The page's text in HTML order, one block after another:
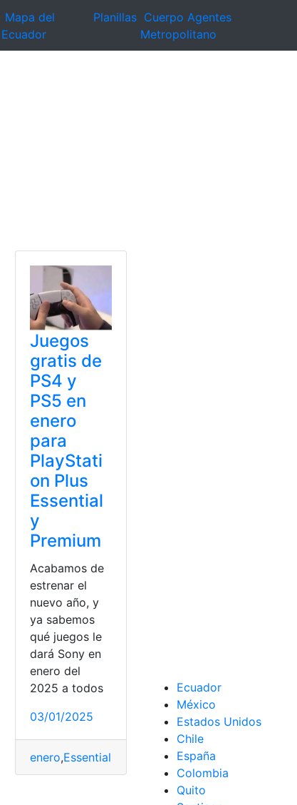
Mapa del
Ecuador
Planillas Cuerpo Agentes
Metropolitano
Ps5Premium,Ps4,Ps5
Juegos Playstation Premium,Ps4,Ps5
Juegos
gratis de
PS4 y
PS5 en
enero
para
PlayStati
on Plus
Essential
y
Premium
Acabamos de
estrenar el
nuevo año, y
ya sabemos
qué juegos le
dará Sony en
enero del
2025 a todos
03/01/2025
enero,Essential Juegos,Playstation
Ecuador
México
Estados Unidos
Chile
España
Colombia
Quito